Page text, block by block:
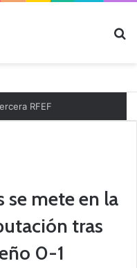
RFEF
se mete en la
tras
0-1